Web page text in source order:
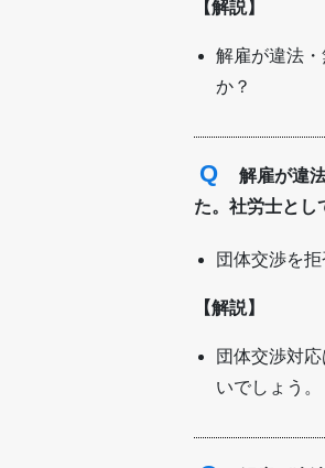
【解説】
解雇が違法
か？
Q
解雇が違
た。社労士とし
団体交渉を
【解説】
団体交渉対
いでしょう。